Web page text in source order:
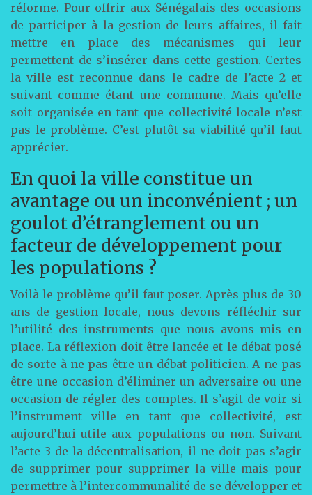
réforme. Pour offrir aux Sénégalais des occasions
de participer à la gestion de leurs affaires, il fait
mettre en place des mécanismes qui leur
permettent de s’insérer dans cette gestion. Certes
la ville est reconnue dans le cadre de l’acte 2 et
suivant comme étant une commune. Mais qu’elle
soit organisée en tant que collectivité locale n’est
pas le problème. C’est plutôt sa viabilité qu’il faut
apprécier.
En quoi la ville constitue un
avantage ou un inconvénient ; un
goulot d’étranglement ou un
facteur de développement pour
les populations ?
Voilà le problème qu’il faut poser. Après plus de 30
ans de gestion locale, nous devons réfléchir sur
l’utilité des instruments que nous avons mis en
place. La réflexion doit être lancée et le débat posé
de sorte à ne pas être un débat politicien. A ne pas
être une occasion d’éliminer un adversaire ou une
occasion de régler des comptes. Il s’agit de voir si
l’instrument ville en tant que collectivité, est
aujourd’hui utile aux populations ou non. Suivant
l’acte 3 de la décentralisation, il ne doit pas s’agir
de supprimer pour supprimer la ville mais pour
permettre à l’intercommunalité de se développer et